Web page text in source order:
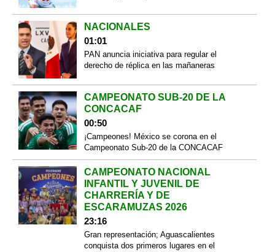
NACIONALES
01:01
PAN anuncia iniciativa para regular el
derecho de réplica en las mañaneras
CAMPEONATO SUB-20 DE LA
CONCACAF
00:50
¡Campeones! México se corona en el
Campeonato Sub-20 de la CONCACAF
CAMPEONATO NACIONAL
INFANTIL Y JUVENIL DE
CHARRERÍA Y DE
ESCARAMUZAS 2026
23:16
Gran representación; Aguascalientes
conquista dos primeros lugares en el